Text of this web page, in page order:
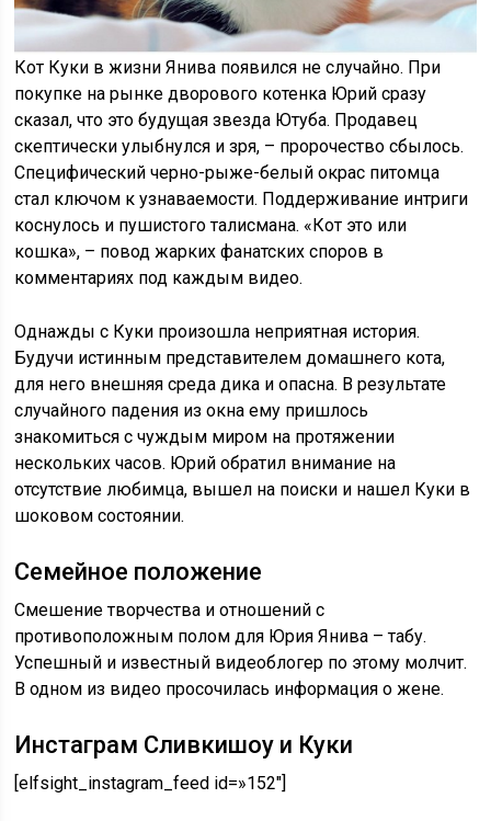
Кот Куки в жизни Янива появился не случайно. При
покупке на рынке дворового котенка Юрий сразу
сказал, что это будущая звезда Ютуба. Продавец
скептически улыбнулся и зря, – пророчество сбылось.
Специфический черно-рыже-белый окрас питомца
стал ключом к узнаваемости. Поддерживание интриги
коснулось и пушистого талисмана. «Кот это или
кошка», – повод жарких фанатских споров в
комментариях под каждым видео.
Однажды с Куки произошла неприятная история.
Будучи истинным представителем домашнего кота,
для него внешняя среда дика и опасна. В результате
случайного падения из окна ему пришлось
знакомиться с чуждым миром на протяжении
нескольких часов. Юрий обратил внимание на
отсутствие любимца, вышел на поиски и нашел Куки в
шоковом состоянии.
Семейное положение
Смешение творчества и отношений с
противоположным полом для Юрия Янива – табу.
Успешный и известный видеоблогер по этому молчит.
В одном из видео просочилась информация о жене.
Инстаграм Сливкишоу и Куки
[elfsight_instagram_feed id=»152″]